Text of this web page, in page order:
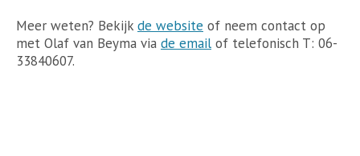
Meer weten? Bekijk de website of neem contact op
met Olaf van Beyma via de email of telefonisch T: 06-
33840607.